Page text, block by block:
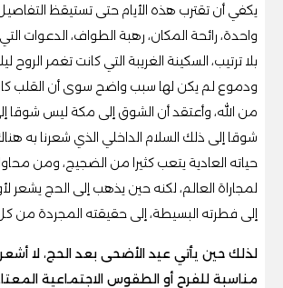
يكفي أن تقترب هذه الأيام حتى تستيقظ
واحدة، رائحة المكان، رهبة الطواف، الدعوات
بلا ترتيب، السكينة الغريبة التي كانت تغمر الروح
ودموع لم يكن لها سبب واضح سوى أن القلب
من الله، وأعتقد أن الشوق إلى مكة ليس شوقا
شوقا إلى ذلك السلام الداخلي الذي شعرنا به
حياته العادية يتعب كثيرا من الضجيج، ومن
لمجاراة العالم، لكنه حين يذهب إلى الحج يشعر
إلى فطرته البسيطة، إلى حقيقته المجردة من
لذلك حين يأتي عيد الأضحى بعد الحج، لا
مناسبة للفرح أو الطقوس الاجتماعية